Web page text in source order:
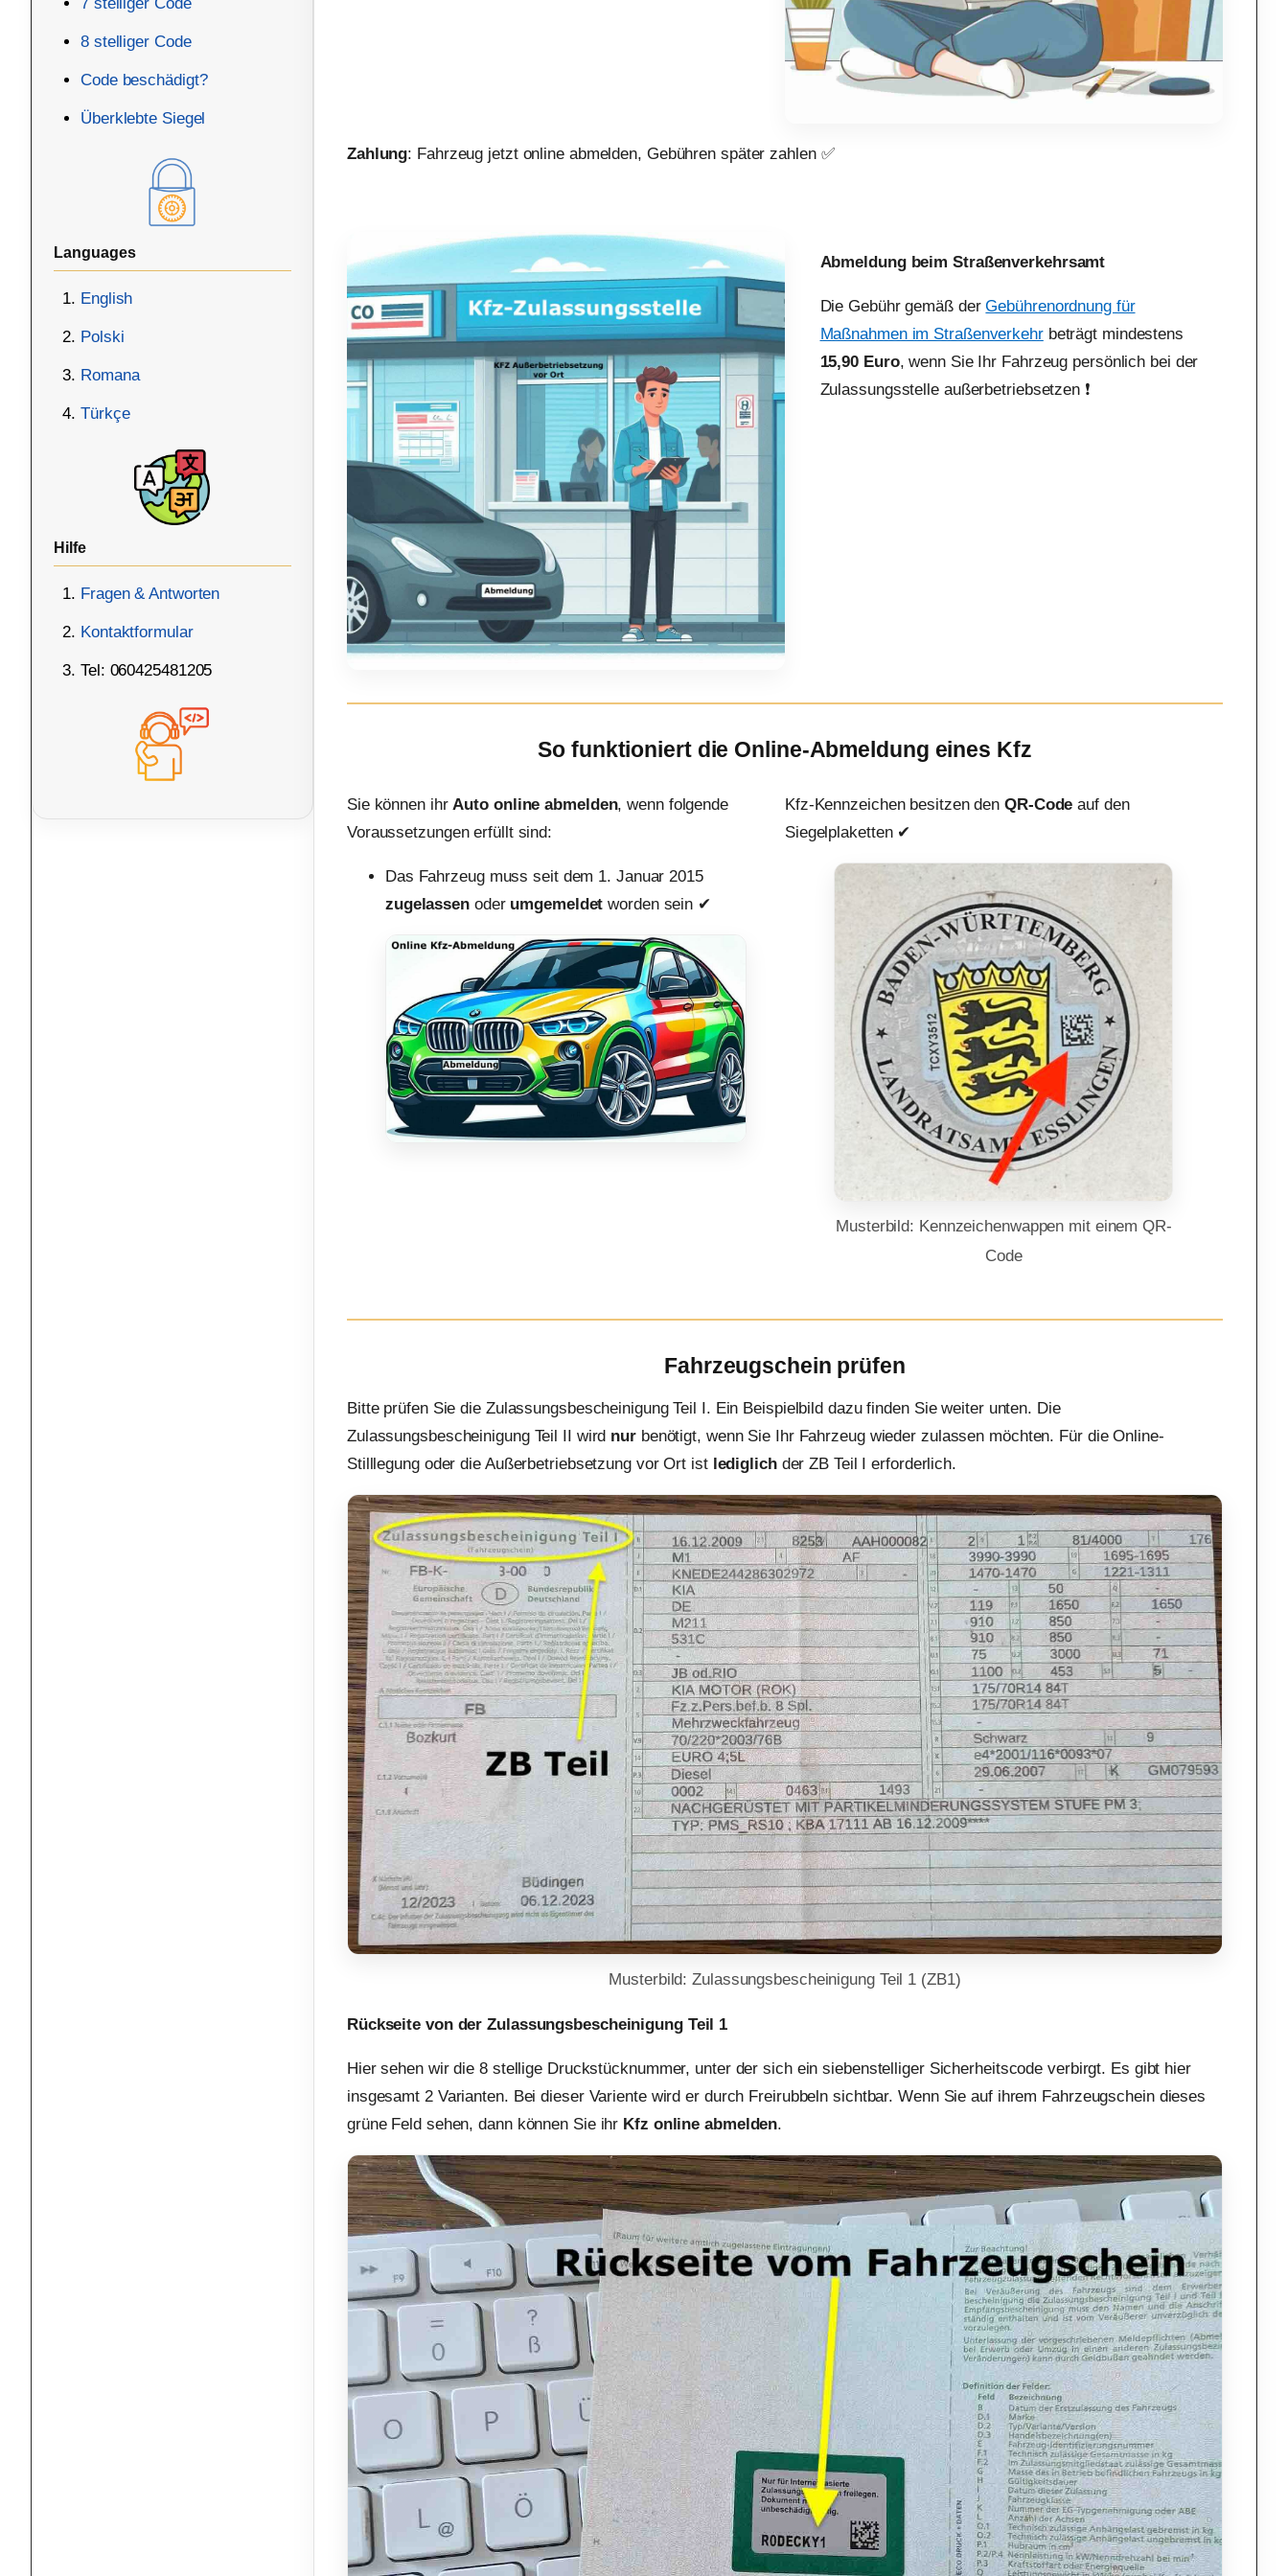
8 stelliger Code
Code beschädigt?
Überklebte Siegel
Languages
English
Polski
Romana
Türkçe
Hilfe
Fragen & Antworten
Kontaktformular
Tel: 060425481205
Zahlung: Fahrzeug jetzt online abmelden, Gebühren später zahlen ✅
Abmeldung beim Straßenverkehrsamt
Die Gebühr gemäß derGebührenordnung für
Maßnahmen im Straßenverkehrbeträgt mindestens
15,90 Euro, wenn Sie Ihr Fahrzeug persönlich bei der
Zulassungsstelle außerbetriebsetzen ❗
So funktioniert die Online-Abmeldung eines Kfz
Sie können ihrAuto online abmelden, wenn folgende
Voraussetzungen erfüllt sind:
Das Fahrzeug muss seit dem 1. Januar 2015
zugelassenoder umgemeldet worden sein ✔︎
Kfz-Kennzeichen besitzen denQR-Code auf den
Siegelplaketten ✔︎
Musterbild: Kennzeichenwappen mit einem QR-
Code
Fahrzeugschein prüfen
Bitte prüfen Sie die Zulassungsbescheinigung Teil I. Ein Beispielbild dazu finden Sie weiter unten. Die
Zulassungsbescheinigung Teil II wird nurbenötigt, wenn Sie Ihr Fahrzeug wieder zulassen möchten. Für die Online-
Stilllegung oder die Außerbetriebsetzung vor Ort ist lediglichder ZB Teil I erforderlich.
Musterbild: Zulassungsbescheinigung Teil 1 (ZB1)
Rückseite von der Zulassungsbescheinigung Teil 1
Hier sehen wir die 8 stellige Druckstücknummer, unter der sich ein siebenstelliger Sicherheitscode verbirgt. Es gibt hier
insgesamt 2 Varianten. Bei dieser Variente wird er durch Freirubbeln sichtbar. Wenn Sie auf ihrem Fahrzeugschein dieses
grüne Feld sehen, dann können Sie ihr Kfz online abmelden.